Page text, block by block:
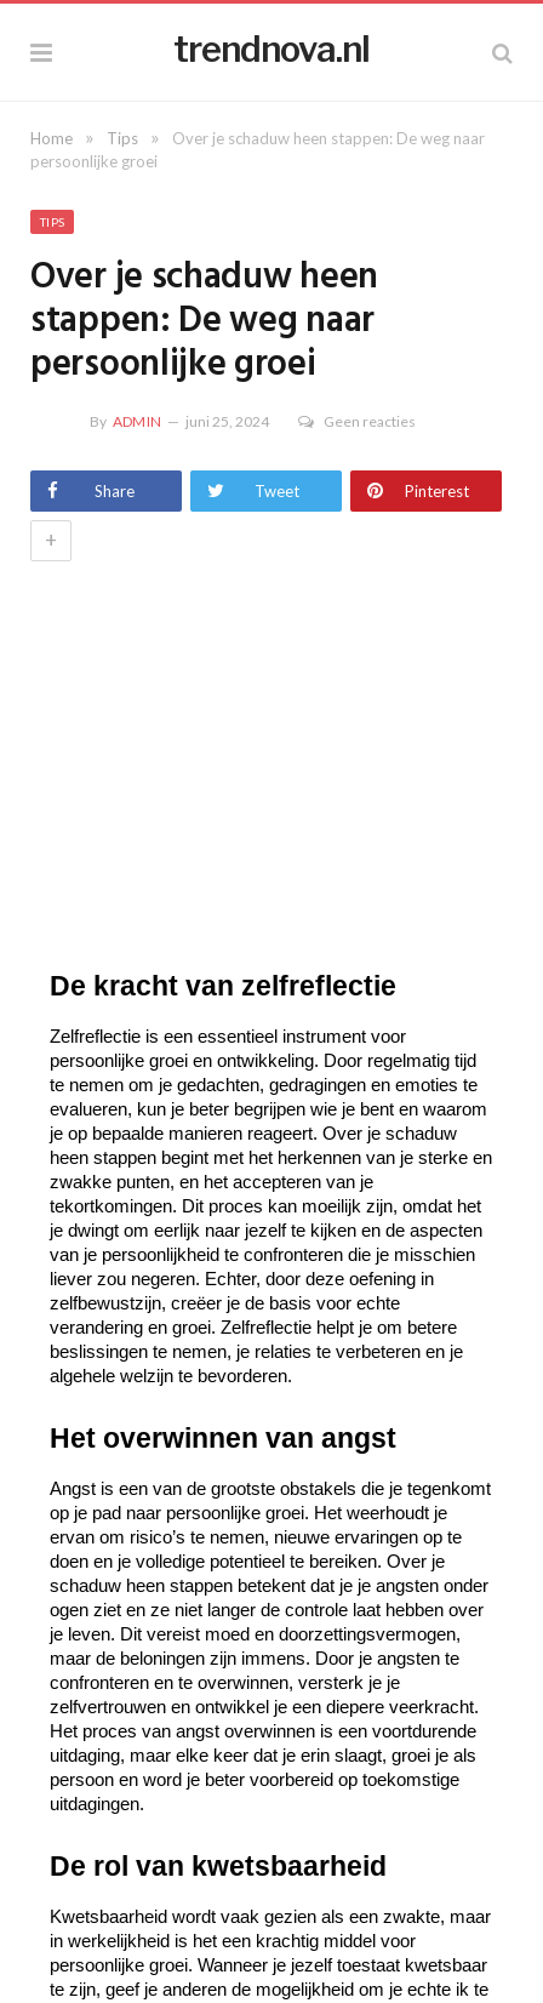
trendnova.nl
Home » Tips »
Over je schaduw heen stappen: De weg naar
persoonlijke groei
TIPS
Over je schaduw heen
stappen: De weg naar
persoonlijke groei
By ADMIN juni 25, 2024 Geen reacties
Share Tweet Pinterest
+
De kracht van zelfreflectie
Zelfreflectie is een essentieel instrument voor
persoonlijke groei en ontwikkeling. Door regelmatig tijd
te nemen om je gedachten, gedragingen en emoties te
evalueren, kun je beter begrijpen wie je bent en waarom
je op bepaalde manieren reageert. Over je schaduw
heen stappen begint met het herkennen van je sterke en
zwakke punten, en het accepteren van je
tekortkomingen. Dit proces kan moeilijk zijn, omdat het
je dwingt om eerlijk naar jezelf te kijken en de aspecten
van je persoonlijkheid te confronteren die je misschien
liever zou negeren. Echter, door deze oefening in
zelfbewustzijn, creëer je de basis voor echte
verandering en groei. Zelfreflectie helpt je om betere
beslissingen te nemen, je relaties te verbeteren en je
algehele welzijn te bevorderen.
Het overwinnen van angst
Angst is een van de grootste obstakels die je tegenkomt
op je pad naar persoonlijke groei. Het weerhoudt je
ervan om risico’s te nemen, nieuwe ervaringen op te
doen en je volledige potentieel te bereiken. Over je
schaduw heen stappen betekent dat je je angsten onder
ogen ziet en ze niet langer de controle laat hebben over
je leven. Dit vereist moed en doorzettingsvermogen,
maar de beloningen zijn immens. Door je angsten te
confronteren en te overwinnen, versterk je je
zelfvertrouwen en ontwikkel je een diepere veerkracht.
Het proces van angst overwinnen is een voortdurende
uitdaging, maar elke keer dat je erin slaagt, groei je als
persoon en word je beter voorbereid op toekomstige
uitdagingen.
De rol van kwetsbaarheid
Kwetsbaarheid wordt vaak gezien als een zwakte, maar
in werkelijkheid is het een krachtig middel voor
persoonlijke groei. Wanneer je jezelf toestaat kwetsbaar
te zijn, geef je anderen de mogelijkheid om je echte ik te